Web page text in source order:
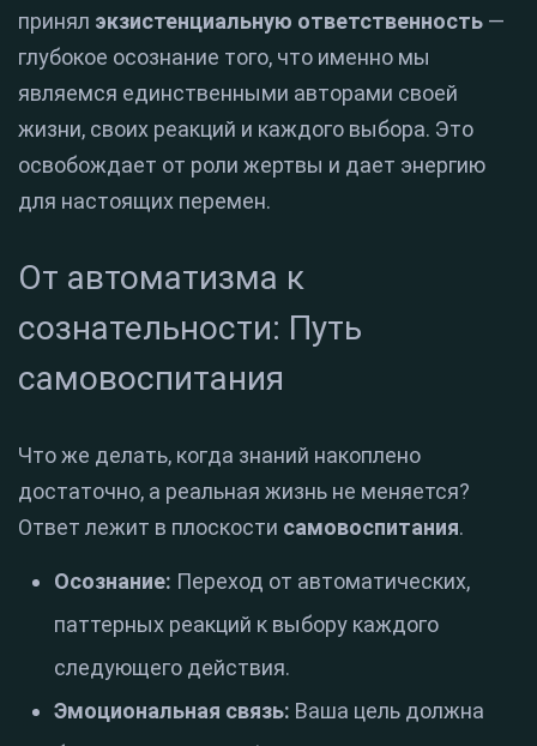
принял экзистенциальную ответственность —
глубокое осознание того, что именно мы
являемся единственными авторами своей
жизни, своих реакций и каждого выбора. Это
освобождает от роли жертвы и дает энергию
для настоящих перемен.
От автоматизма к
сознательности: Путь
самовоспитания
Что же делать, когда знаний накоплено
достаточно, а реальная жизнь не меняется?
Ответ лежит в плоскости самовоспитания.
Осознание: Переход от автоматических,
паттерных реакций к выбору каждого
следующего действия.
Эмоциональная связь: Ваша цель должна